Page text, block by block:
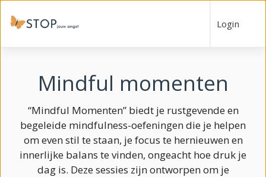
Login
Mindful momenten
“Mindful Momenten” biedt je rustgevende en
begeleide mindfulness-oefeningen die je helpen
om even stil te staan, je focus te hernieuwen en
innerlijke balans te vinden, ongeacht hoe druk je
dag is. Deze sessies zijn ontworpen om je